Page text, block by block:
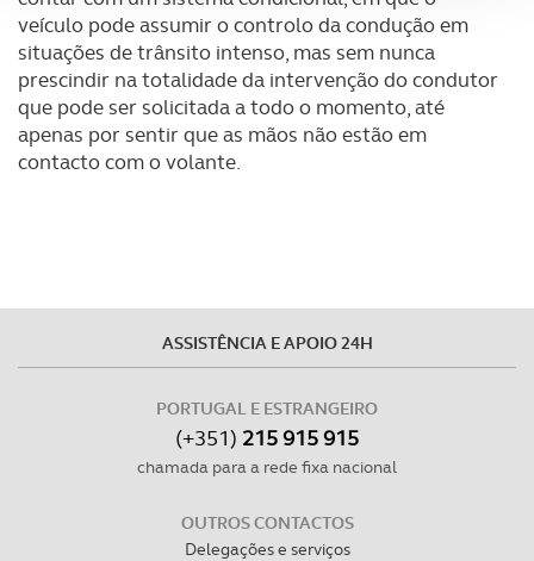
Adicionalmente partilhamos informação, relativa à sua
utilização do nosso site de publicidade e de análise, com
parceiros e organizações na UE e em países terceiros.
O ACP garantirá que as transferências internacionais de
tecnologias similares pode ter impacto na sua
Consulte a política de cookies do site.
veículo pode assumir o controlo da condução em
situações de trânsito intenso, mas sem nunca
prescindir na totalidade da intervenção do condutor
que pode ser solicitada a todo o momento, até
apenas por sentir que as mãos não estão em
contacto com o volante.
ASSISTÊNCIA E APOIO 24H
PORTUGAL E ESTRANGEIRO
(+351) 215 915 915
chamada para a rede fixa nacional
OUTROS CONTACTOS
Delegações e serviços